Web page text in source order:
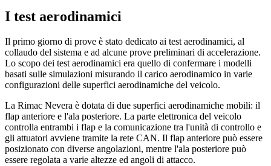
I test aerodinamici
Il primo giorno di prove è stato dedicato ai test aerodinamici, al
collaudo del sistema e ad alcune prove preliminari di accelerazione.
Lo scopo dei test aerodinamici era quello di confermare i modelli
basati sulle simulazioni misurando il carico aerodinamico in varie
configurazioni delle superfici aerodinamiche del veicolo.
La Rimac Nevera è dotata di due superfici aerodinamiche mobili: il
flap anteriore e l'ala posteriore. La parte elettronica del veicolo
controlla entrambi i flap e la comunicazione tra l'unità di controllo e
gli attuatori avviene tramite la rete CAN. Il flap anteriore può essere
posizionato con diverse angolazioni, mentre l'ala posteriore può
essere regolata a varie altezze ed angoli di attacco.